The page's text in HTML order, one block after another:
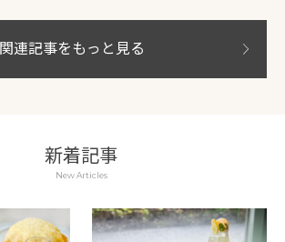
関連記事をもっと見る
新着記事
New Articles